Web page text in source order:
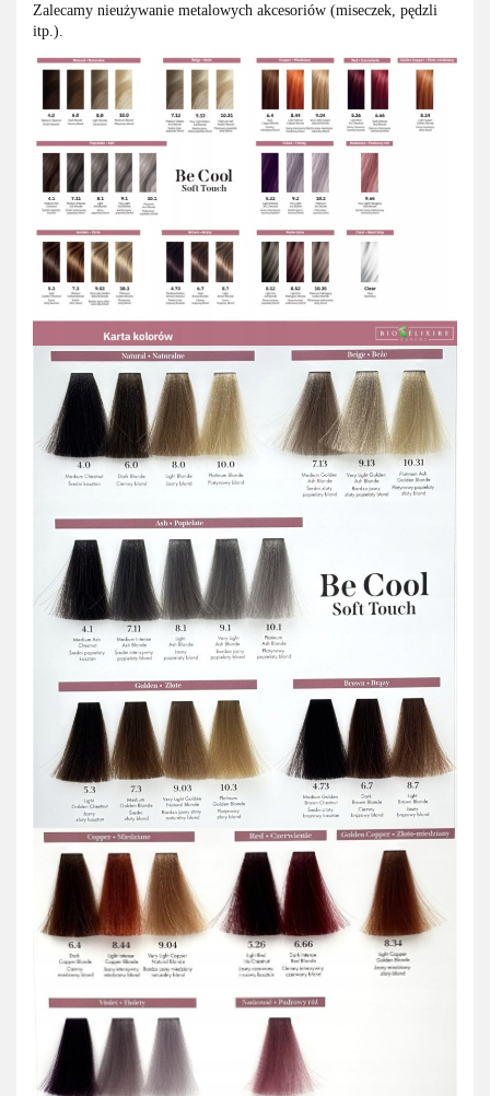
Zalecamy nieużywanie metalowych akcesoriów (miseczek, pędzli
itp.).